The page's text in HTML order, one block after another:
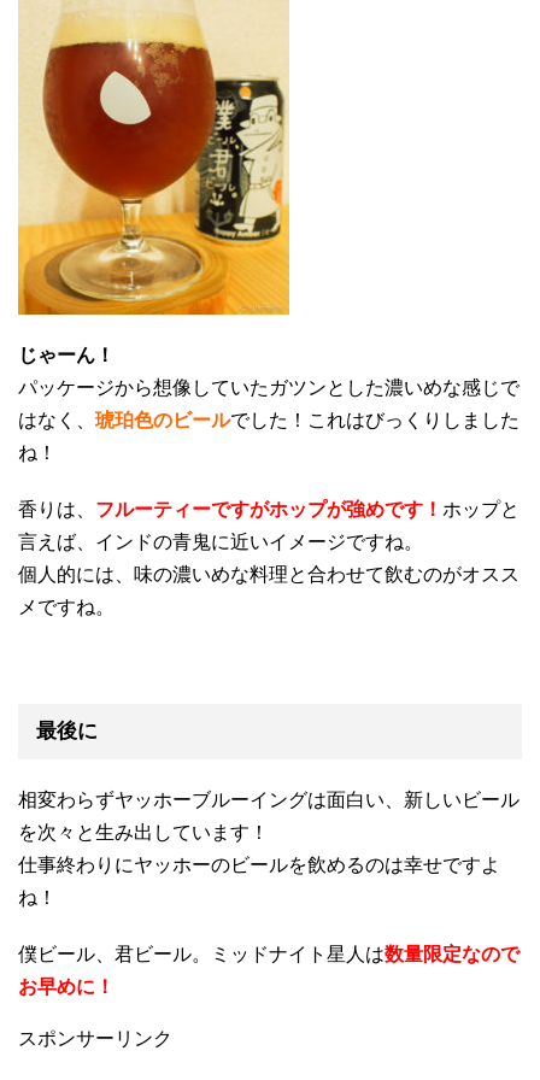
じゃーん！
パッケージから想像していたガツンとした濃いめな感じで
はなく、 琥珀色のビールでした！これはびっくりしました
ね！
香りは、 フルーティーですがホップが強めです！ ホップと
言えば、インドの青鬼に近いイメージですね。
個人的には、味の濃いめな料理と合わせて飲むのがオスス
メですね。
最後に
相変わらずヤッホーブルーイングは面白い、新しいビール
を次々と生み出しています！
仕事終わりにヤッホーのビールを飲めるのは幸せですよ
ね！
僕ビール、君ビール。ミッドナイト星人は数量限定なので
お早めに！
スポンサーリンク